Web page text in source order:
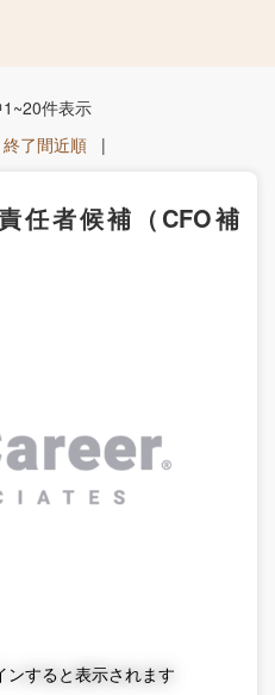
件表示
終了間近順 |
任者候補（CFO補
ンすると表示されます